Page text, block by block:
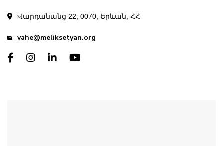
Վարդանանց 22, 0070, Երևան, ՀՀ
vahe@meliksetyan.org